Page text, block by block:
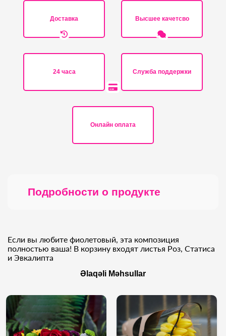
Доставка Высшее качетсво
24 часа Служба поддержки
Онлайн оплата
Подробности о продукте
Если вы любите фиолетовый, эта композиция
полностью ваша! В корзину входят листья Роз, Статиса
и Эвкалипта
Əlaqəli Məhsullar